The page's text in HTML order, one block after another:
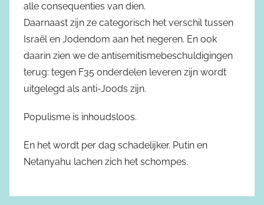
alle consequenties van dien.
Daarnaast zijn ze categorisch het verschil tussen
Israël en Jodendom aan het negeren. En ook
daarin zien we de antisemitismebeschuldigingen
terug: tegen F35 onderdelen leveren zijn wordt
uitgelegd als anti-Joods zijn.
Populisme is inhoudsloos.
En het wordt per dag schadelijker. Putin en
Netanyahu lachen zich het schompes.